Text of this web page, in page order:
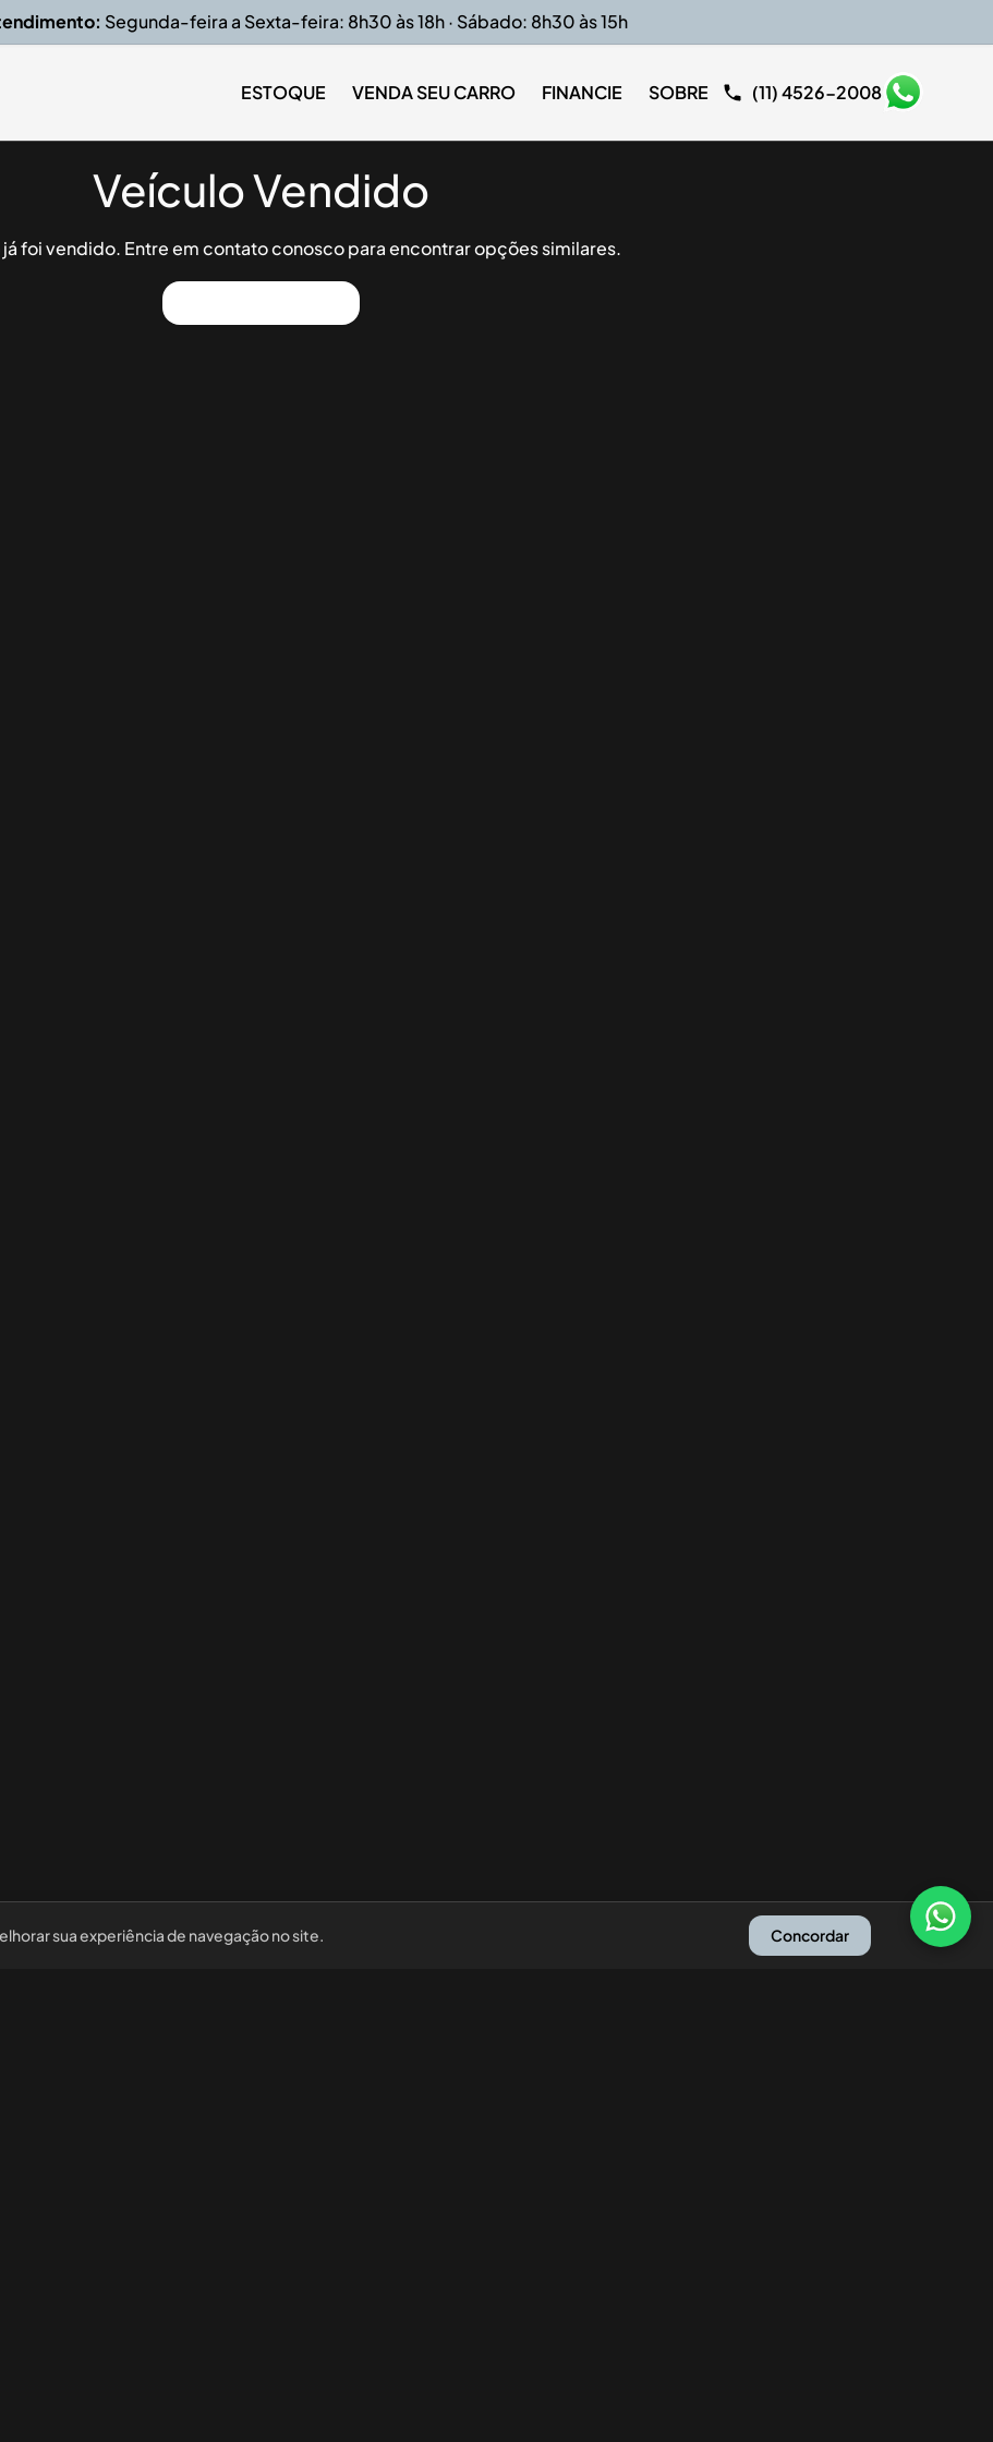
Segunda-feira a Sexta-feira: 8h30 às 18h · Sábado: 8h30 às 15h
ESTOQUE VENDA SEU CARRO FINANCIE SOBRE (11) 4526-2008
Veículo Vendido
já foi vendido. Entre em contato conosco para encontrar opções similares.
sua experiência de navegação no site. Concordar